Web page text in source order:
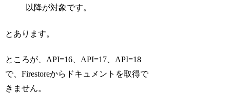
以降が対象です。
とあります。
ところが、API=16、API=17、API=18
で、Firestoreからドキュメントを取得で
きません。